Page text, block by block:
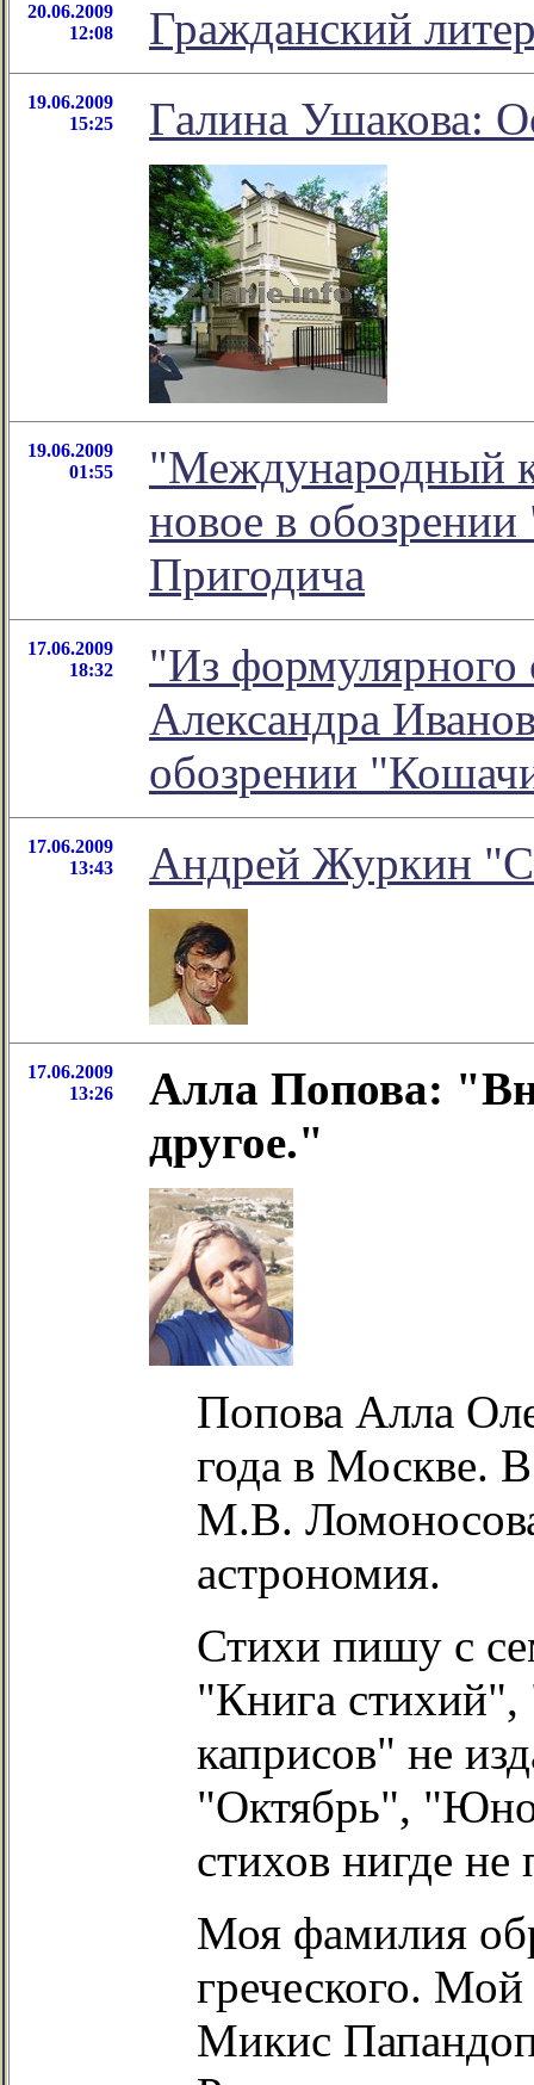
20.06.2009
12:08
Гражданский
19.06.2009
15:25
Галина Ушакова:
19.06.2009
01:55
"Международный
новое в
Пригодича
17.06.2009
18:32
"Из формулярного
Александра
обозрении
17.06.2009
13:43
Андрей Журкин
17.06.2009
13:26
Алла Попова:
другое."
Попова Алла
года в Москве.
М.В.
астрономия.
Стихи пишу с
"Книга
каприсов" не
"Октябрь",
стихов нигде не
Моя фамилия
греческого.
Микис